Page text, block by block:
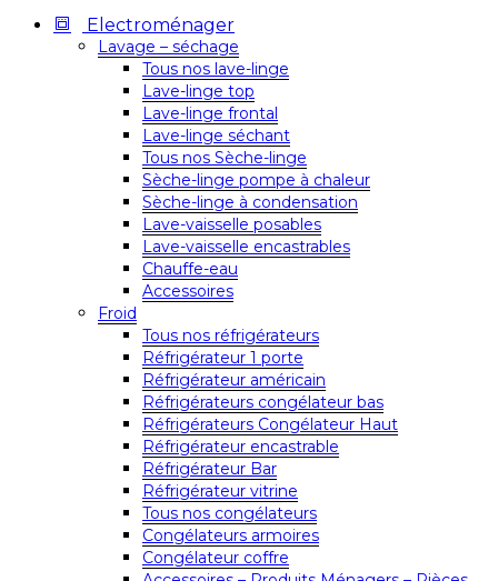
Electroménager
Lavage – séchage
Tous nos lave-linge
Lave-linge top
Lave-linge frontal
Lave-linge séchant
Tous nos Sèche-linge
Sèche-linge pompe à chaleur
Sèche-linge à condensation
Lave-vaisselle posables
Lave-vaisselle encastrables
Chauffe-eau
Accessoires
Froid
Tous nos réfrigérateurs
Réfrigérateur 1 porte
Réfrigérateur américain
Réfrigérateurs congélateur bas
Réfrigérateurs Congélateur Haut
Réfrigérateur encastrable
Réfrigérateur Bar
Réfrigérateur vitrine
Tous nos congélateurs
Congélateurs armoires
Congélateur coffre